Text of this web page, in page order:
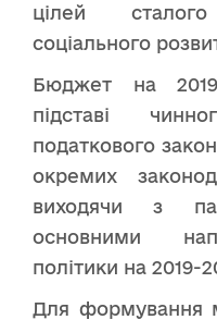
цілей
соціального
Бюджет на
підставі
податкового
окремих
виходячи з
основними
політики на 2019-
Для формування